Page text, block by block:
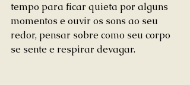
tempo para ficar quieta por alguns
momentos e ouvir os sons ao seu
redor, pensar sobre como seu corpo
se sente e respirar devagar.